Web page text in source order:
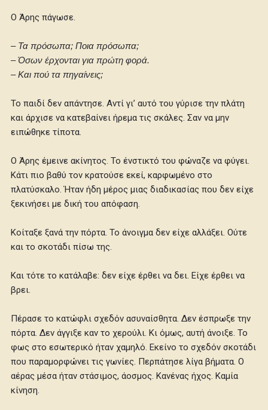
Ο Άρης πάγωσε.
– Τα πρόσωπα; Ποια πρόσωπα;
– Όσων έρχονται για πρώτη φορά.
– Και πού τα πηγαίνεις;
Το παιδί δεν απάντησε. Αντί γι’ αυτό του γύρισε την πλάτη
και άρχισε να κατεβαίνει ήρεμα τις σκάλες. Σαν να μην
ειπώθηκε τίποτα.
Ο Άρης έμεινε ακίνητος. Το ένστικτό του φώναζε να φύγει.
Κάτι πιο βαθύ τον κρατούσε εκεί, καρφωμένο στο
πλατύσκαλο. Ήταν ήδη μέρος μιας διαδικασίας που δεν είχε
ξεκινήσει με δική του απόφαση.
Κοίταξε ξανά την πόρτα. Το άνοιγμα δεν είχε αλλάξει. Ούτε
και το σκοτάδι πίσω της.
Και τότε το κατάλαβε: δεν είχε έρθει να δει. Είχε έρθει να
βρει.
Πέρασε το κατώφλι σχεδόν ασυναίσθητα. Δεν έσπρωξε την
πόρτα. Δεν άγγιξε καν το χερούλι. Κι όμως, αυτή άνοιξε. Το
φως στο εσωτερικό ήταν χαμηλό. Εκείνο το σχεδόν σκοτάδι
που παραμορφώνει τις γωνίες. Περπάτησε λίγα βήματα. Ο
αέρας μέσα ήταν στάσιμος, άοσμος. Κανένας ήχος. Καμία
κίνηση.